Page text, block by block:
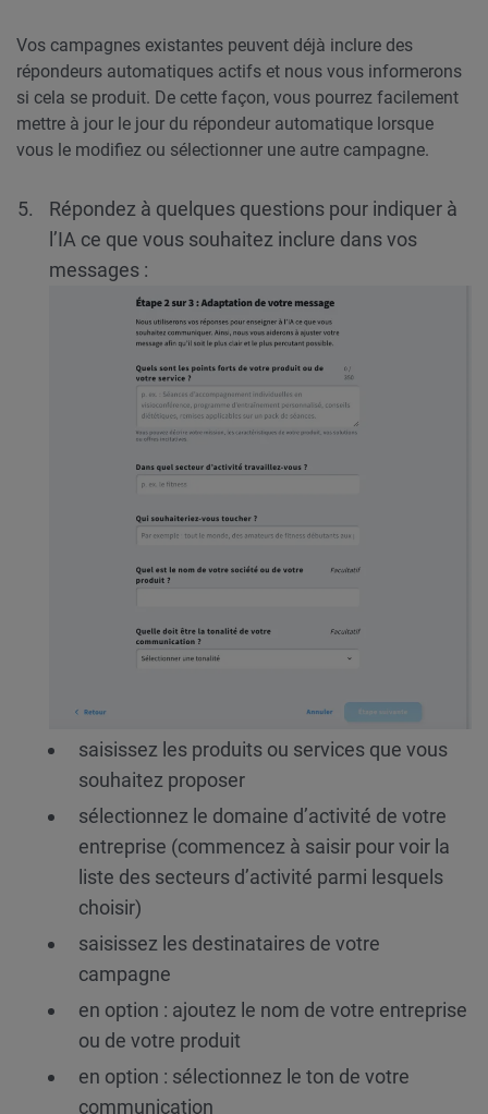
Vos campagnes existantes peuvent déjà inclure des
répondeurs automatiques actifs et nous vous informerons
si cela se produit. De cette façon, vous pourrez facilement
mettre à jour le jour du répondeur automatique lorsque
vous le modifiez ou sélectionner une autre campagne.
Répondez à quelques questions pour indiquer à
l’IA ce que vous souhaitez inclure dans vos
messages :
saisissez les produits ou services que vous
souhaitez proposer
sélectionnez le domaine d’activité de votre
entreprise (commencez à saisir pour voir la
liste des secteurs d’activité parmi lesquels
choisir)
saisissez les destinataires de votre
campagne
en option : ajoutez le nom de votre entreprise
ou de votre produit
en option : sélectionnez le ton de votre
communication